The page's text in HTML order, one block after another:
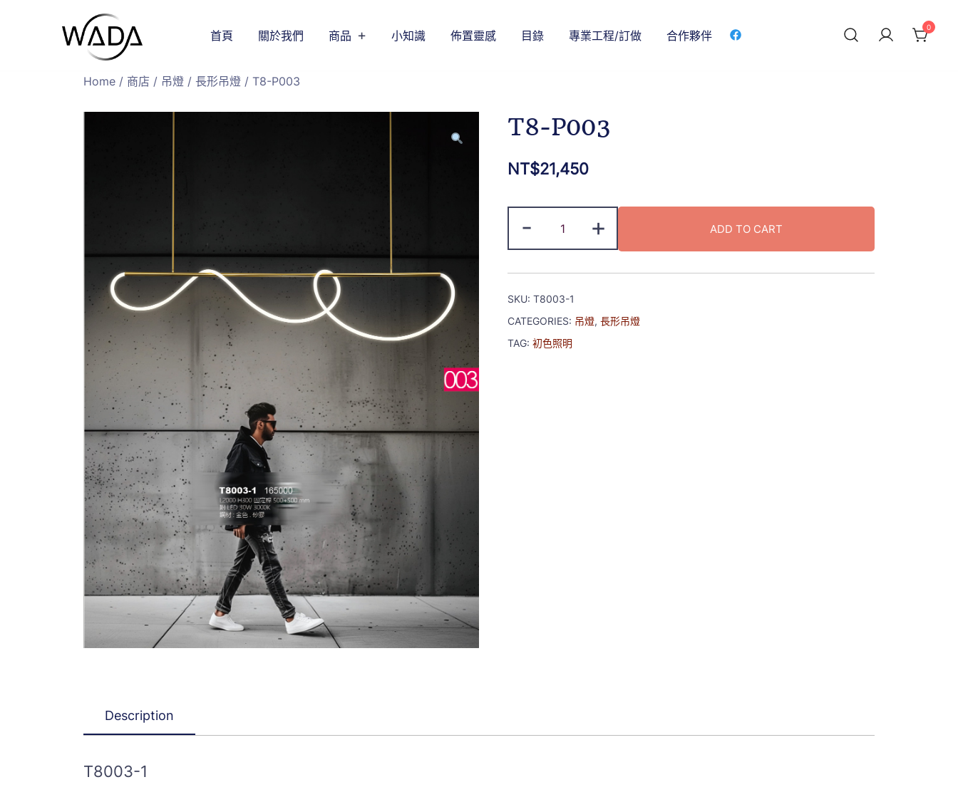
緯達燈飾
緯達燈飾企業行
首頁 關於我們 商品 小知識 佈置靈感 目錄 專業工程/訂做 合作夥伴
0
Home / 商店 / 吊燈 / 長形吊燈 / T8-P003
T8-P003
NT$21,450
- + ADD TO CART
SKU: T8003-1
CATEGORIES: 吊燈, 長形吊燈
TAG: 初色照明
Description
T8003-1